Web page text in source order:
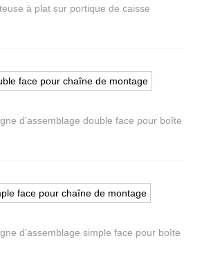
à plat sur portique de caisse
face pour chaîne de montage
d'assemblage double face pour boîte
face pour chaîne de montage
d'assemblage simple face pour boîte